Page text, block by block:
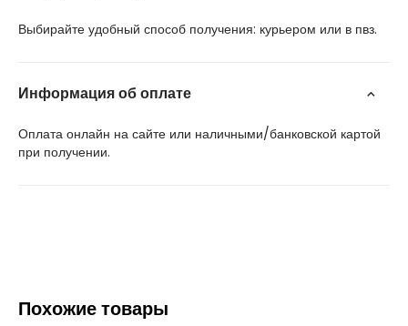
Выбирайте удобный способ получения: курьером или в пвз.
Информация об оплате
Оплата онлайн на сайте или наличными/банковской картой
при получении.
Похожие товары